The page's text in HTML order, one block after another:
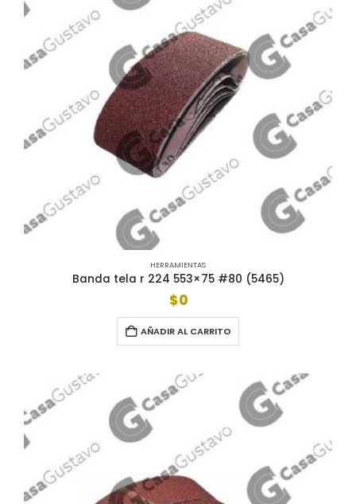
HERRAMIENTAS
Banda tela r 224 553×75 #80 (5465)
$0
AÑADIR AL CARRITO